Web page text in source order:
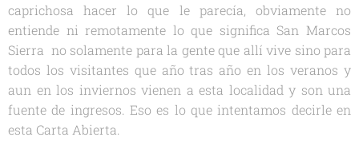
caprichosa hacer lo que le parecía, obviamente no
entiende ni remotamente lo que significa San Marcos
Sierra no solamente para la gente que allí vive sino para
todos los visitantes que año tras año en los veranos y
aun en los inviernos vienen a esta localidad y son una
fuente de ingresos. Eso es lo que intentamos decirle en
esta Carta Abierta.